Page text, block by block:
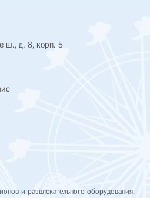
ш., д. 8, корп. 5
и развлекательного оборудования.